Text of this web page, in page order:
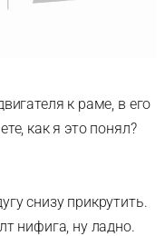
к раме, в его
как я это понял?
снизу прикрутить.
нифига, ну ладно.